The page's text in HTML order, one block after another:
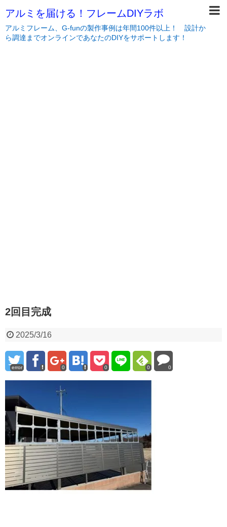
アルミを届ける！フレームDIYラボ
アルミフレーム、G-funの製作事例は年間100件以上！ 設計か
ら調達までオンラインであなたのDIYをサポートします！
2回目完成
2025/3/16
error 0 0 0 0